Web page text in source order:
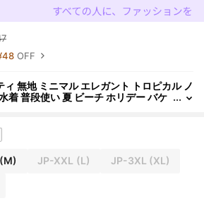
OFF
ィ 無地 ミニマル エレガント トロピカル ノ
着 普段使い 夏 ビーチ ホリデー バケ
(M) JP-XXL (L) JP-3XL (XL)